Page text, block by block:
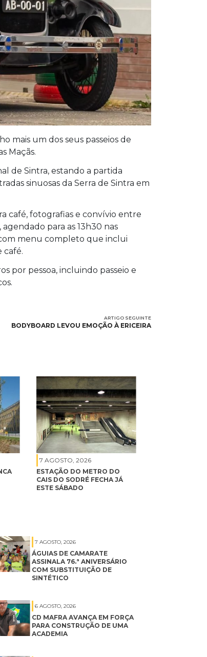
mais um dos seus passeios de
Maçãs.
de Sintra, estando a partida
sinuosas da Serra de Sintra em
café, fotografias e convívio entre
para as 13h30 nas
com menu completo que inclui
café.
por pessoa, incluindo passeio e
ARTIGO SEGUINTE
BODYBOARD LEVOU EMOÇÃO À ERICEIRA
7 AGOSTO, 2026
ESTAÇÃO DO METRO DO
CAIS DO SODRÉ FECHA JÁ
ESTE SÁBADO
7 AGOSTO, 2026
ÁGUIAS DE CAMARATE
ASSINALA 76.ª ANIVERSÁRIO
COM SUBSTITUIÇÃO DE
SINTÉTICO
6 AGOSTO, 2026
CD MAFRA AVANÇA EM FORÇA
PARA CONSTRUÇÃO DE UMA
ACADEMIA